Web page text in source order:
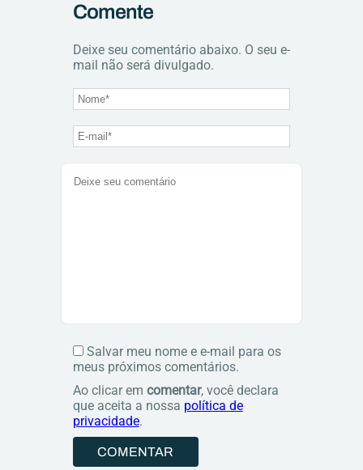
Comente
Deixe seu comentário abaixo. O seu e-
mail não será divulgado.
Salvar meu nome e e-mail para os
meus próximos comentários.
Ao clicar em comentar, você declara
que aceita a nossa política de
privacidade.